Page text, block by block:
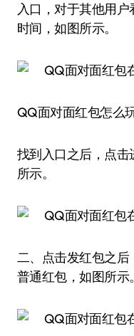
入口，对于其他用
时间，如图所示。
QQ面对面红包怎么
找到入口之后，点
所示。
二、点击发红包之
普通红包，如图所示。